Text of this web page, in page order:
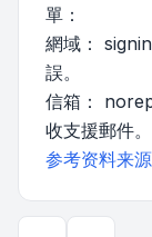
單：
網域：
誤。
信箱：
收支援郵件。
参考资料来源